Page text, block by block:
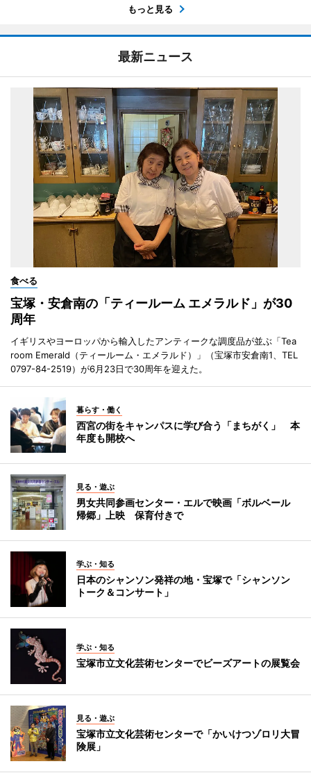
もっと見る
最新ニュース
食べる
宝塚・安倉南の「ティールーム エメラルド」が30
周年
イギリスやヨーロッパから輸入したアンティークな調度品が並ぶ「Tea
room Emerald（ティールーム・エメラルド）」（宝塚市安倉南1、TEL
0797-84-2519）が6月23日で30周年を迎えた。
暮らす・働く
西宮の街をキャンパスに学び合う「まちがく」 本
年度も開校へ
見る・遊ぶ
男女共同参画センター・エルで映画「ボルベール
帰郷」上映 保育付きで
学ぶ・知る
日本のシャンソン発祥の地・宝塚で「シャンソン
トーク＆コンサート」
学ぶ・知る
宝塚市立文化芸術センターでビーズアートの展覧会
見る・遊ぶ
宝塚市立文化芸術センターで「かいけつゾロリ大冒
険展」